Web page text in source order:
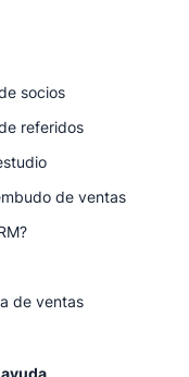
socios
referidos
de ventas
de ventas